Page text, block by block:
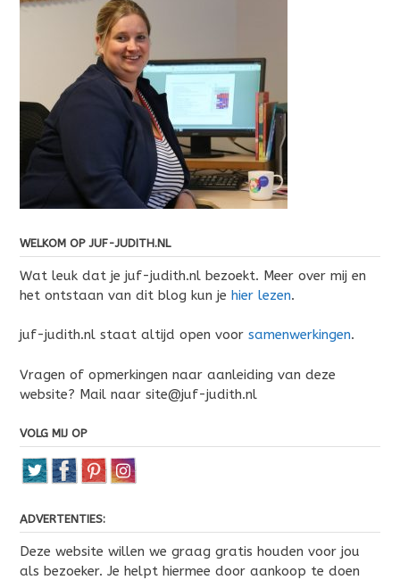
WELKOM OP JUF-JUDITH.NL
Wat leuk dat je juf-judith.nl bezoekt. Meer over mij en
het ontstaan van dit blog kun je hier lezen.
juf-judith.nl staat altijd open voor samenwerkingen.
Vragen of opmerkingen naar aanleiding van deze
website? Mail naar site@juf-judith.nl
VOLG MIJ OP
ADVERTENTIES:
Deze website willen we graag gratis houden voor jou
als bezoeker. Je helpt hiermee door aankoop te doen